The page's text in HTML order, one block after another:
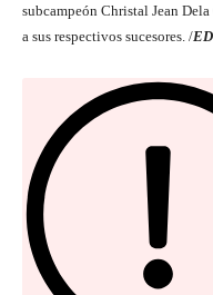
subcampeón Christal Jean
a sus respectivos sucesores. /